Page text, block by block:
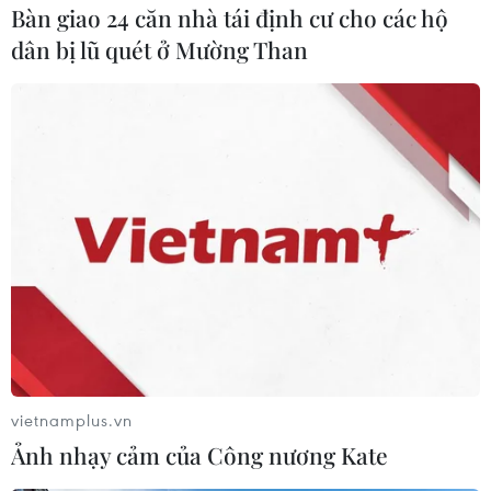
Theo dõi VietnamPlus
TIN LIÊN QUAN
Bàn giao 24 căn nhà tái định cư cho các hộ
dân bị lũ quét ở Mường Than
vietnamplus.vn
Ảnh nhạy cảm của Công nương Kate